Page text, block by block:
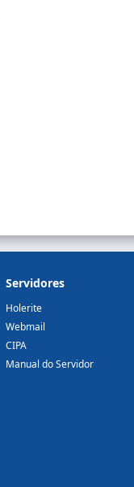
Servidores
Holerite
Webmail
CIPA
Manual do Servidor